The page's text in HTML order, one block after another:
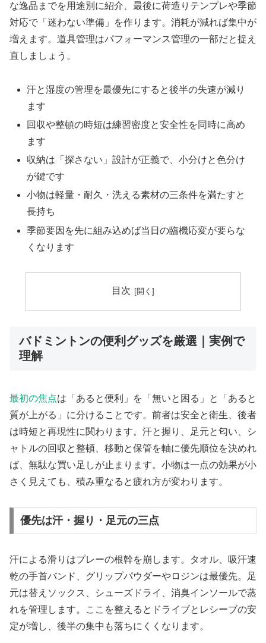
な逸品までを用途別に紹介、最後に荷造りテンプレや季節
対応で「迷わない準備」を作ります。消耗が減れば集中が
増えます。道具管理はパフォーマンス管理の一部だと捉え
直しましょう。
汗と湿度の管理を最優先にすると後半の失速が減り
ます
回収や整頓の時短は練習密度と安全性を同時に高め
ます
収納は「探さない」設計が正義で、小分けと色分け
が鍵です
小物は軽量・耐久・洗える素材の三条件を満たすと
長持ち
季節要因を先に組み込めば当日の臨機応変が要らな
くなります
目次
バドミントンの便利グッズを厳選｜実例で
理解
最初の焦点は「あると便利」を「無いと困る」と「あると
質が上がる」に分けることです。前者は安全と衛生、後者
は時短と再現性に関わります。汗と握り、足元と匂い、シ
ャトルの回収と整頓、移動と保管を軸に優先順位を決めれ
ば、無駄な買い足しが止まります。小物は一点の効果が小
さく見えても、積み重なると疲れ方が変わります。
優先は汗・握り・足元の三点
汗による滑りはプレーの根幹を崩します。タオル、吸汗速
乾の手首バンド、グリップパウダーやロジンは最優先。足
元は替えソックス、シューズドライ、消臭インソールで蒸
れを管理します。ここを整えるとドライブとレシーブの安
定が増し、後半の集中も落ちにくくなります。